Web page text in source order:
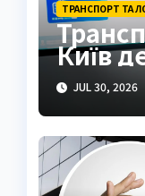
ТРАНСПОРТ ТА
Київ
році
JUL 30, 2026